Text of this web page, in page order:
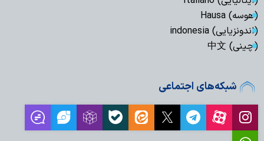
(هوسه) Hausa
(اندونزیایی) indonesia
(چینی) 中文
شبکه‌های اجتماعی